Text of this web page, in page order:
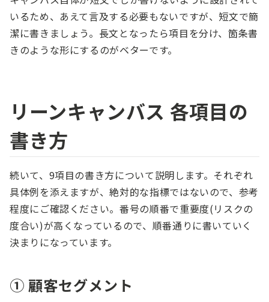
いるため、あえて言及する必要もないですが、短文で簡
潔に書きましょう。長文となったら項目を分け、箇条書
きのような形にするのがベターです。
リーンキャンバス 各項目の
書き方
続いて、9項目の書き方について説明します。それぞれ
具体例を添えますが、絶対的な指標ではないので、参考
程度にご確認ください。番号の順番で重要度(リスクの
度合い)が高くなっているので、順番通りに書いていく
決まりになっています。
① 顧客セグメント